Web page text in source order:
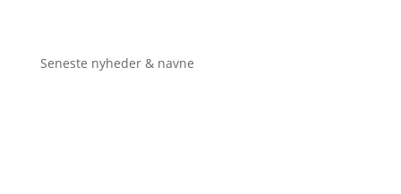
Seneste nyheder & navne